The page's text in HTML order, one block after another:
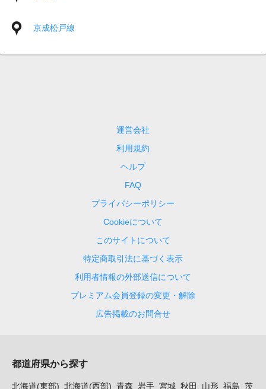
京成松戸線
運営会社
利用規約
ヘルプ
FAQ
プライバシーポリシー
Cookieについて
このサイトについて
特定商取引法に基づく表示
利用者情報の外部送信について
プレミアム会員登録の変更・解除
広告掲載のお問合せ
都道府県から探す
北海道(東部) 北海道(西部) 青森 岩手 宮城 秋田 山形 福島 茨